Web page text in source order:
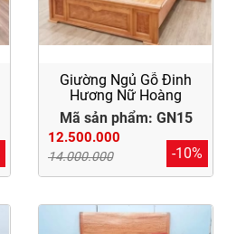
Giường Ngủ Gỗ Đinh
Hương Nữ Hoàng
Mã sản phẩm: GN15
12.500.000
14.000.000 -10%